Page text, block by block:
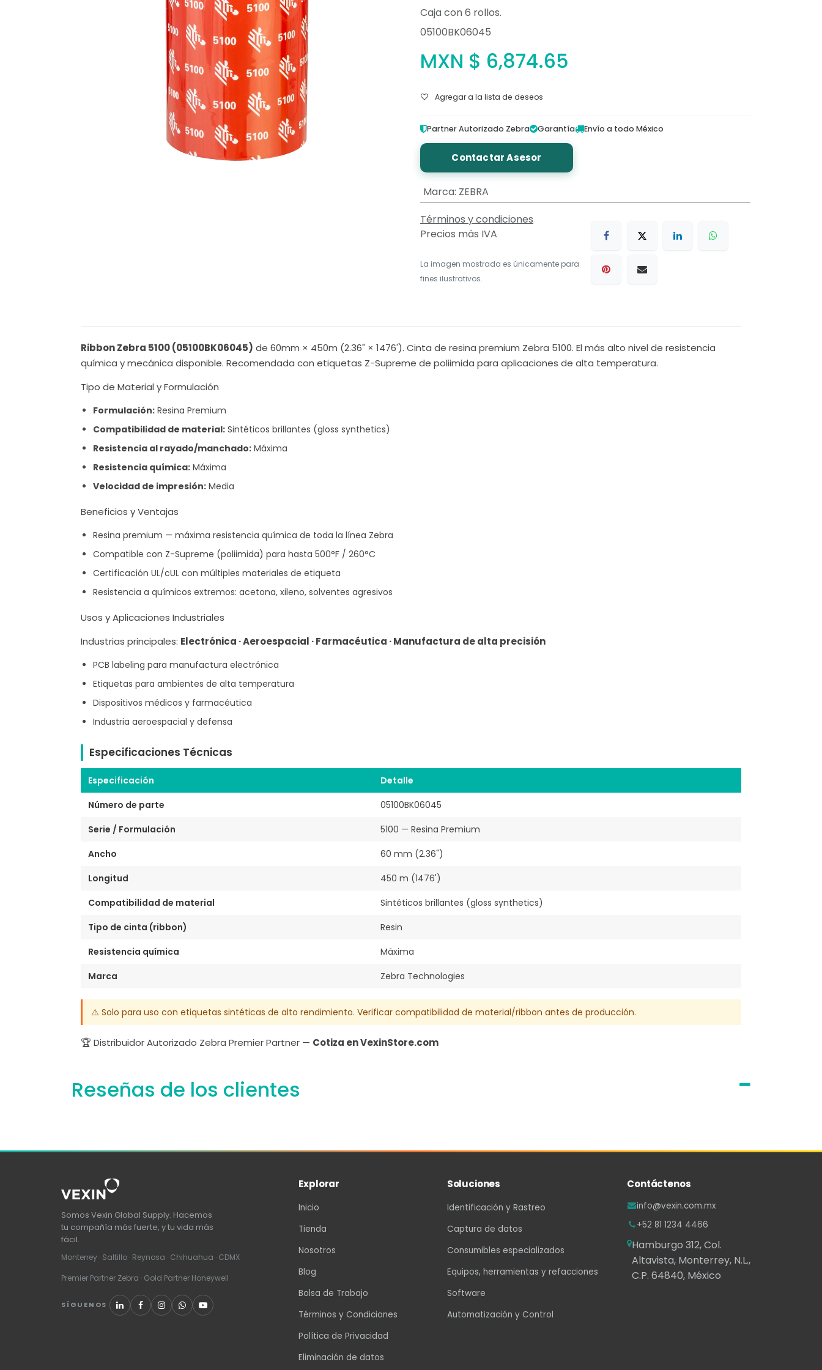
Caja con 6 rollos.
05100BK06045
MXN $ 6,874.65
Agregar a la lista de deseos
Partner Autorizado Zebra Garantía Envío a todo México
Contactar Asesor
Marca: ZEBRA
Términos y condiciones
Precios más IVA
La imagen mostrada es únicamente para
fines ilustrativos.
Ribbon Zebra 5100 (05100BK06045) de 60mm × 450m (2.36" × 1476'). Cinta de resina premium Zebra 5100. El más alto nivel de resistencia
química y mecánica disponible. Recomendada con etiquetas Z-Supreme de poliimida para aplicaciones de alta temperatura.
Tipo de Material y Formulación
Formulación: Resina Premium
Compatibilidad de material: Sintéticos brillantes (gloss synthetics)
Resistencia al rayado/manchado: Máxima
Resistencia química: Máxima
Velocidad de impresión: Media
Beneficios y Ventajas
Resina premium — máxima resistencia química de toda la línea Zebra
Compatible con Z-Supreme (poliimida) para hasta 500°F / 260°C
Certificación UL/cUL con múltiples materiales de etiqueta
Resistencia a químicos extremos: acetona, xileno, solventes agresivos
Usos y Aplicaciones Industriales
Industrias principales: Electrónica · Aeroespacial · Farmacéutica · Manufactura de alta precisión
PCB labeling para manufactura electrónica
Etiquetas para ambientes de alta temperatura
Dispositivos médicos y farmacéutica
Industria aeroespacial y defensa
Especificaciones Técnicas
Especificación
Detalle
Número de parte
05100BK06045
Serie / Formulación
5100 — Resina Premium
Ancho
60 mm (2.36")
Longitud
450 m (1476')
Compatibilidad de material
Sintéticos brillantes (gloss synthetics)
Tipo de cinta (ribbon)
Resin
Resistencia química
Máxima
Marca
Zebra Technologies
⚠️ Solo para uso con etiquetas sintéticas de alto rendimiento. Verificar compatibilidad de material/ribbon antes de producción.
🏆 Distribuidor Autorizado Zebra Premier Partner — Cotiza en VexinStore.com
Reseñas de los clientes
Somos Vexin Global Supply. Hacemos
tu compañía más fuerte, y tu vida más
fácil.
Monterrey · Saltillo · Reynosa · Chihuahua · CDMX
Premier Partner Zebra · Gold Partner Honeywell
SÍGUENOS
Explorar
Inicio
Tienda
Nosotros
Blog
Bolsa de Trabajo
Términos y Condiciones
Política de Privacidad
Eliminación de datos
Soluciones
Identificación y Rastreo
Captura de datos
Consumibles especializados
Equipos, herramientas y refacciones
Software
Automatización y Control
Contáctenos
info@vexin.com.mx
+52 81 1234 4466
Hamburgo 312, Col.
Altavista, Monterrey, N.L.,
C.P. 64840, México